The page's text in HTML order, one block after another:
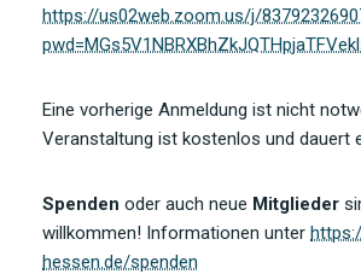
https://us02web.zoom.us/j/
Eine vorherige Anmeldung ist nicht
Veranstaltung ist kostenlos und dauert
Spenden oder auch neue Mitglieder
willkommen! Informationen unter
hessen.de/spenden